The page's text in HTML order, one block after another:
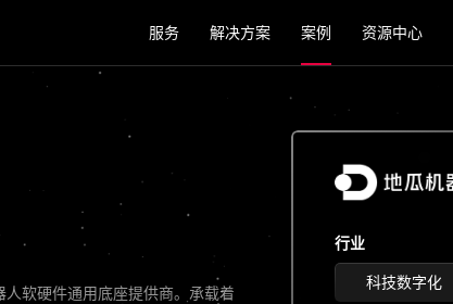
服务 解决方案 案例 资源中心
软硬件通用底座提供商。承载着
行业
科技数字化